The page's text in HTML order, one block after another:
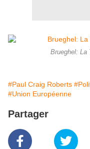
Brueghel: La
#Paul Craig Roberts
#Union Européenne
Partager